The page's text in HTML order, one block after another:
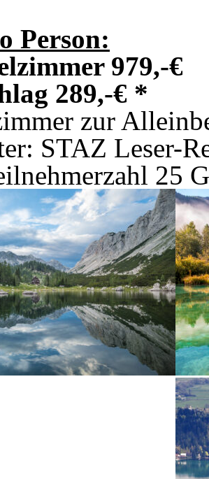
Person:
979,-€
289,-€ *
zur
STAZ Leser-
25